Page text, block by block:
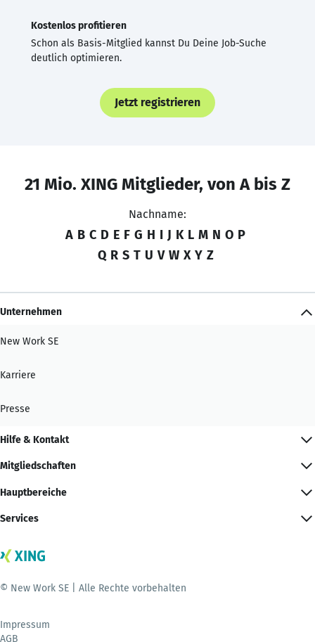
Kostenlos profitieren
Schon als Basis-Mitglied kannst Du Deine Job-Suche
deutlich optimieren.
Jetzt registrieren
21 Mio. XING Mitglieder, von A bis Z
Nachname:
A B C D E F G H I J K L M N O P
Q R S T U V W X Y Z
Unternehmen
New Work SE
Karriere
Presse
Hilfe & Kontakt
Mitgliedschaften
Hauptbereiche
Services
© New Work SE | Alle Rechte vorbehalten
Impressum
AGB